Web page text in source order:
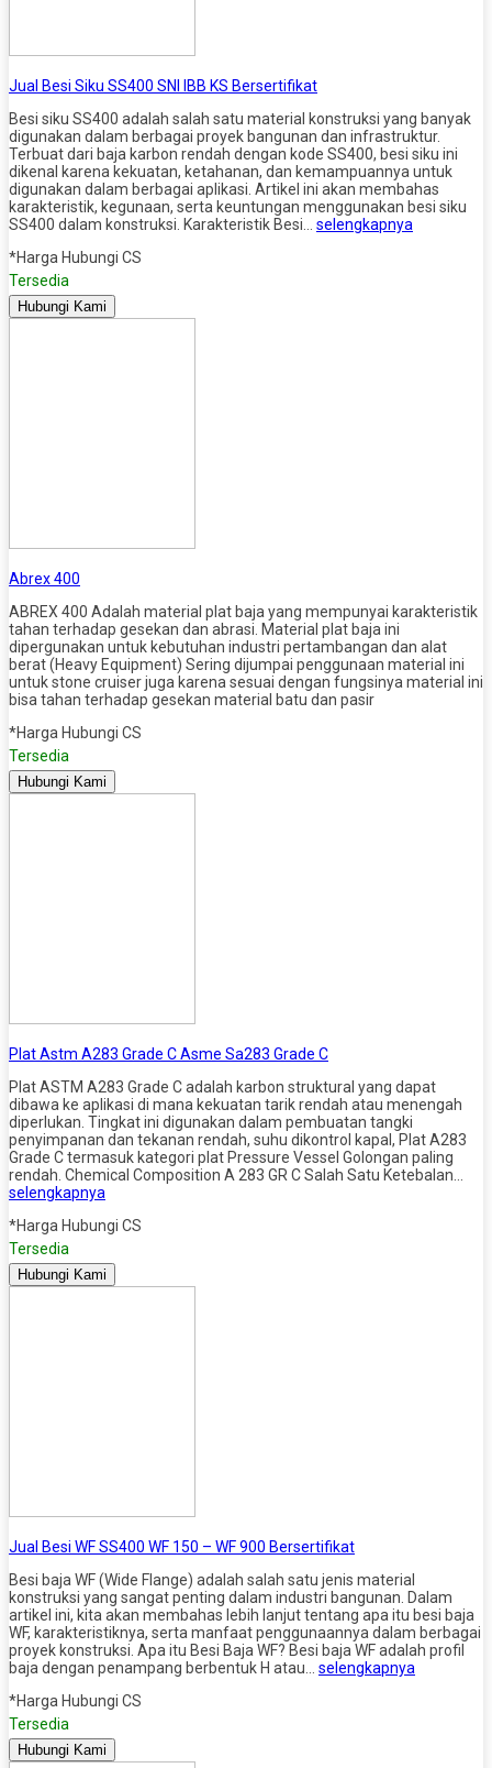
Jual Besi Siku SS400 SNI IBB KS Bersertifikat
Besi siku SS400 adalah salah satu material konstruksi yang banyak
digunakan dalam berbagai proyek bangunan dan infrastruktur.
Terbuat dari baja karbon rendah dengan kode SS400, besi siku ini
dikenal karena kekuatan, ketahanan, dan kemampuannya untuk
digunakan dalam berbagai aplikasi. Artikel ini akan membahas
karakteristik, kegunaan, serta keuntungan menggunakan besi siku
SS400 dalam konstruksi. Karakteristik Besi… selengkapnya
*Harga Hubungi CS
Tersedia
Hubungi Kami
Abrex 400
ABREX 400 Adalah material plat baja yang mempunyai karakteristik
tahan terhadap gesekan dan abrasi. Material plat baja ini
dipergunakan untuk kebutuhan industri pertambangan dan alat
berat (Heavy Equipment) Sering dijumpai penggunaan material ini
untuk stone cruiser juga karena sesuai dengan fungsinya material ini
bisa tahan terhadap gesekan material batu dan pasir
*Harga Hubungi CS
Tersedia
Hubungi Kami
Plat Astm A283 Grade C Asme Sa283 Grade C
Plat ASTM A283 Grade C adalah karbon struktural yang dapat
dibawa ke aplikasi di mana kekuatan tarik rendah atau menengah
diperlukan. Tingkat ini digunakan dalam pembuatan tangki
penyimpanan dan tekanan rendah, suhu dikontrol kapal, Plat A283
Grade C termasuk kategori plat Pressure Vessel Golongan paling
rendah. Chemical Composition A 283 GR C Salah Satu Ketebalan…
selengkapnya
*Harga Hubungi CS
Tersedia
Hubungi Kami
Jual Besi WF SS400 WF 150 – WF 900 Bersertifikat
Besi baja WF (Wide Flange) adalah salah satu jenis material
konstruksi yang sangat penting dalam industri bangunan. Dalam
artikel ini, kita akan membahas lebih lanjut tentang apa itu besi baja
WF, karakteristiknya, serta manfaat penggunaannya dalam berbagai
proyek konstruksi. Apa itu Besi Baja WF? Besi baja WF adalah profil
baja dengan penampang berbentuk H atau… selengkapnya
*Harga Hubungi CS
Tersedia
Hubungi Kami